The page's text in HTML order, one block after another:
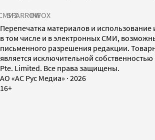
SPARROWINFOX
Перепечатка материалов и
в том числе и в электронных СМИ,
письменного разрешения редакции.
является исключительной собственностью
Pte. Limited. Все права защищены.
AO «АС Рус Медиа» · 2026
16+